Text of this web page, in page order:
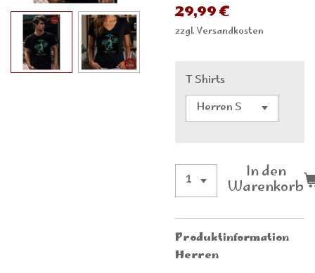
29,99 €
zzgl. Versandkosten
T Shirts
In den
Warenkorb
Produktinformation
Herren